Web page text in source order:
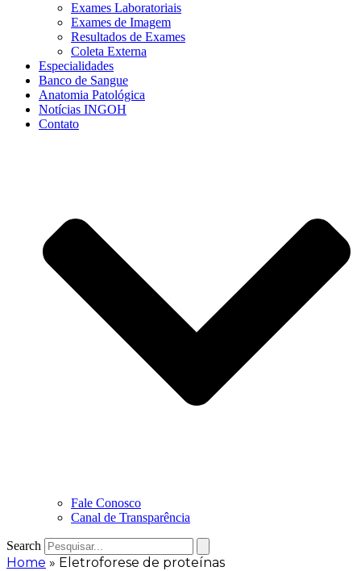
Exames Laboratoriais
Exames de Imagem
Resultados de Exames
Coleta Externa
Especialidades
Banco de Sangue
Anatomia Patológica
Notícias INGOH
Contato
Fale Conosco
Canal de Transparência
Search
Home » Eletroforese de proteínas